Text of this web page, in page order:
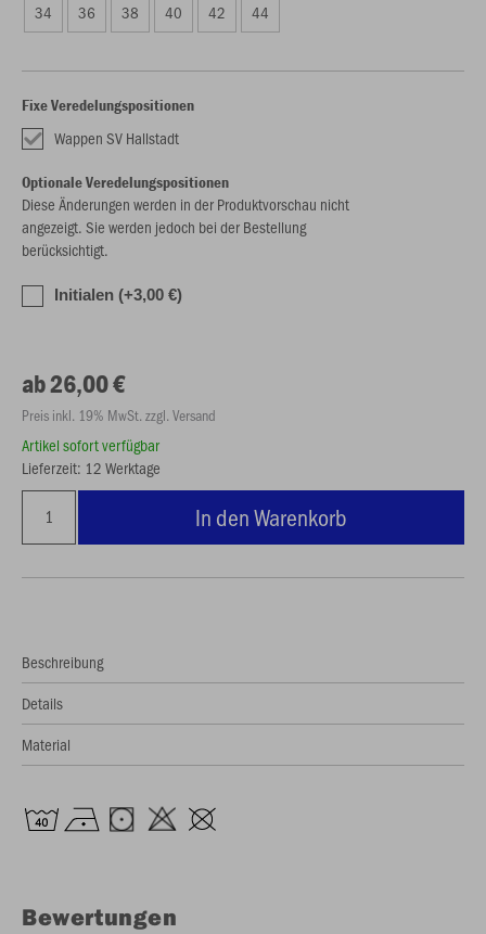
34 36 38 40 42 44
Fixe Veredelungspositionen
Wappen SV Hallstadt
Optionale Veredelungspositionen
Diese Änderungen werden in der Produktvorschau nicht
angezeigt. Sie werden jedoch bei der Bestellung
berücksichtigt.
Initialen (+3,00 €)
ab 26,00 €
Preis inkl. 19% MwSt. zzgl. Versand
Artikel sofort verfügbar
Lieferzeit: 12 Werktage
In den Warenkorb
Beschreibung
Details
Material
Bewertungen